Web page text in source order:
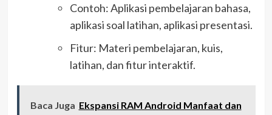
Contoh: Aplikasi pembelajaran bahasa,
aplikasi soal latihan, aplikasi presentasi.
Fitur: Materi pembelajaran, kuis,
latihan, dan fitur interaktif.
Baca Juga Ekspansi RAM Android Manfaat dan